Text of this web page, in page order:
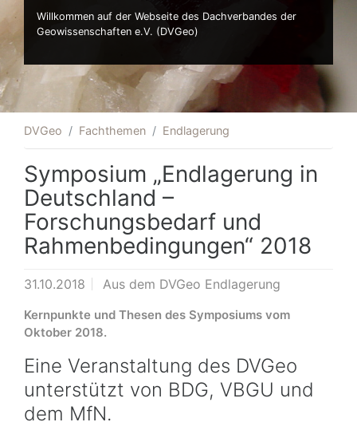
Willkommen auf der Webseite des Dachverbandes der
Geowissenschaften e.V. (DVGeo)
DVGeo Fachthemen Endlagerung
Symposium „Endlagerung in
Deutschland –
Forschungsbedarf und
Rahmenbedingungen“ 2018
31.10.2018 Aus dem DVGeo Endlagerung
Kernpunkte und Thesen des Symposiums vom
Oktober 2018.
Eine Veranstaltung des DVGeo
unterstützt von BDG, VBGU und
dem MfN.